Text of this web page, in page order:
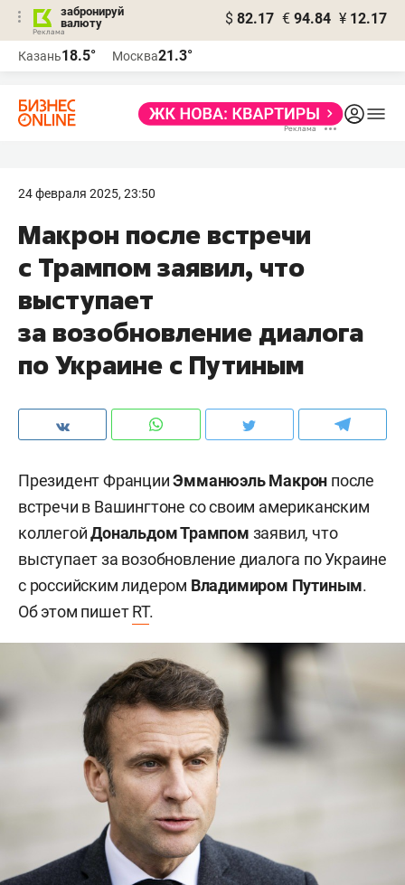
забронируй
валюту
$ 82.17 € 94.84 ¥ 12.17
Казань18.5° Москва21.3°
24 февраля 2025, 23:50
Макрон после встречи
с Трампом заявил, что
выступает
за возобновление диалога
по Украине с Путиным
Президент ФранцииЭмманюэль Макрон после
встречи в Вашингтоне со своим американским
коллегойДональдом Трампом заявил, что
выступает за возобновление диалога по Украине
с российским лидером Владимиром Путиным.
Об этом пишетRT.